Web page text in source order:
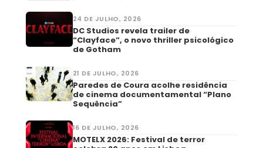
24 DE JULHO, 2026
DC Studios revela trailer de
“Clayface”, o novo thriller psicológico
de Gotham
21 DE JULHO, 2026
Paredes de Coura acolhe residência
de cinema documentamental “Plano
Sequência”
16 DE JULHO, 2026
MOTELX 2026: Festival de terror